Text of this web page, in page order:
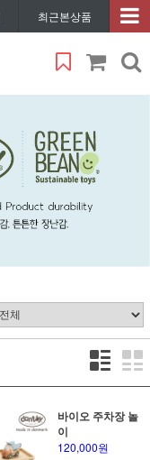
최근본상품
바이오 주차장 놀
이
120,000원